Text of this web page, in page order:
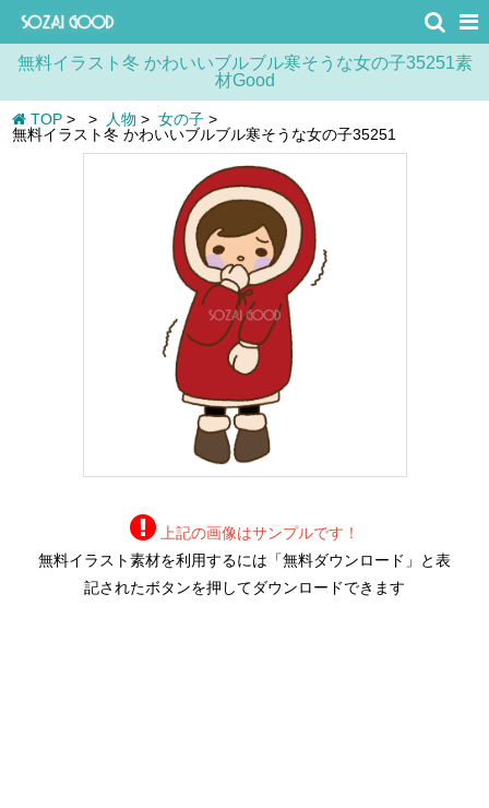
無料イラスト冬 かわいいブルブル寒そうな女の子35251素
材Good
TOP > > 人物 > 女の子 >
無料イラスト冬 かわいいブルブル寒そうな女の子35251
上記の画像はサンプルです！
無料イラスト素材を利用するには「無料ダウンロード」と表
記されたボタンを押してダウンロードできます